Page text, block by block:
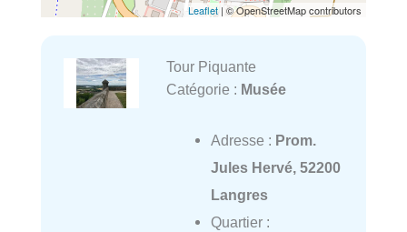
Leaflet | © OpenStreetMap contributors
Tour Piquante
Catégorie : Musée
Adresse : Prom.
Jules Hervé, 52200
Langres
Quartier :